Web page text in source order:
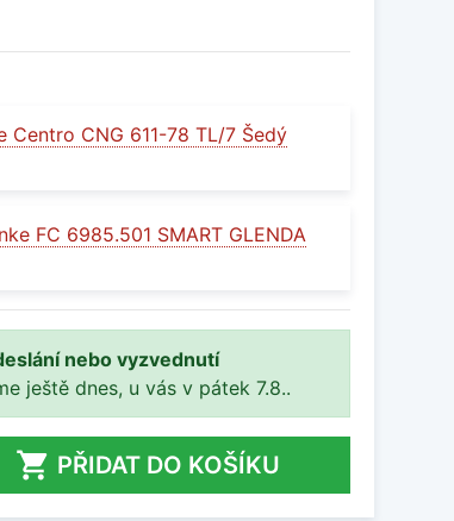
Centro CNG 611-78 TL/7 Šedý
FC 6985.501 SMART GLENDA
nebo vyzvednutí
ještě dnes, u vás v pátek 7.8..
 PŘIDAT DO KOŠÍKU